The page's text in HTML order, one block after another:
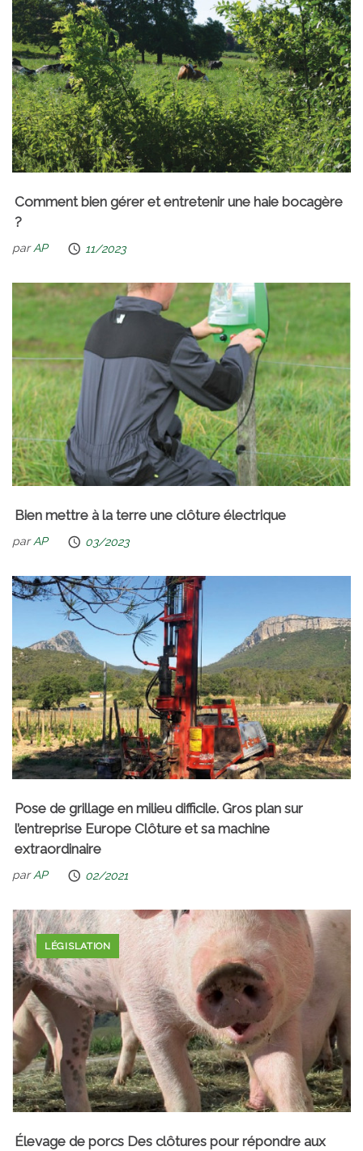
Comment bien gérer et entretenir une haie bocagère
?
parAP 11/2023
Bien mettre à la terre une clôture électrique
parAP 03/2023
Pose de grillage en milieu difficile. Gros plan sur
l’entreprise Europe Clôture et sa machine
extraordinaire
parAP 02/2021
LÉGISLATION
Élevage de porcs Des clôtures pour répondre aux